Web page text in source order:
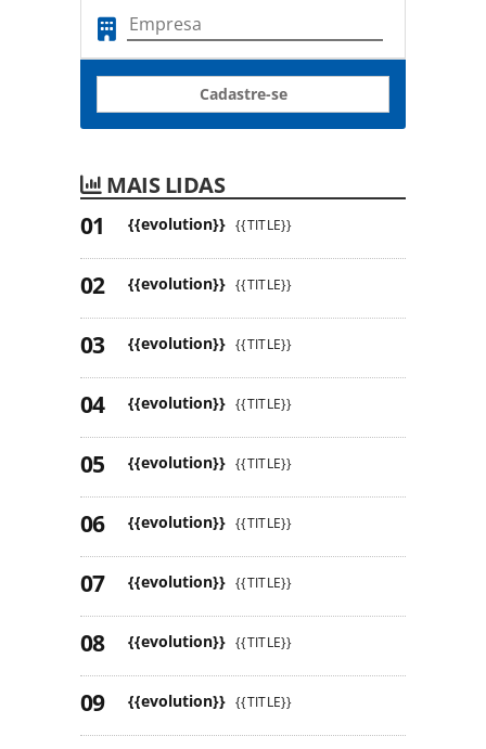
Cadastre-se
MAIS LIDAS
{{evolution}} {{TITLE}}
{{evolution}} {{TITLE}}
{{evolution}} {{TITLE}}
{{evolution}} {{TITLE}}
{{evolution}} {{TITLE}}
{{evolution}} {{TITLE}}
{{evolution}} {{TITLE}}
{{evolution}} {{TITLE}}
{{evolution}} {{TITLE}}